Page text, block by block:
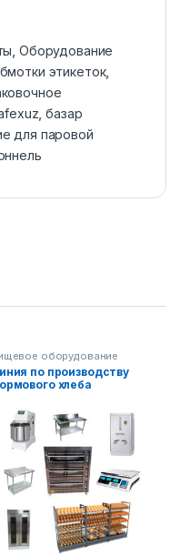
Оборудование
этикеток,
,базар
для паровой
оборудование
по производству
хлеба